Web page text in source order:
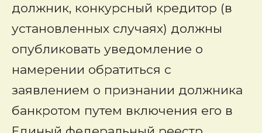
должник, конкурсный кредитор (в
установленных случаях) должны
опубликовать уведомление о
намерении обратиться с
заявлением о признании должника
банкротом путем включения его в